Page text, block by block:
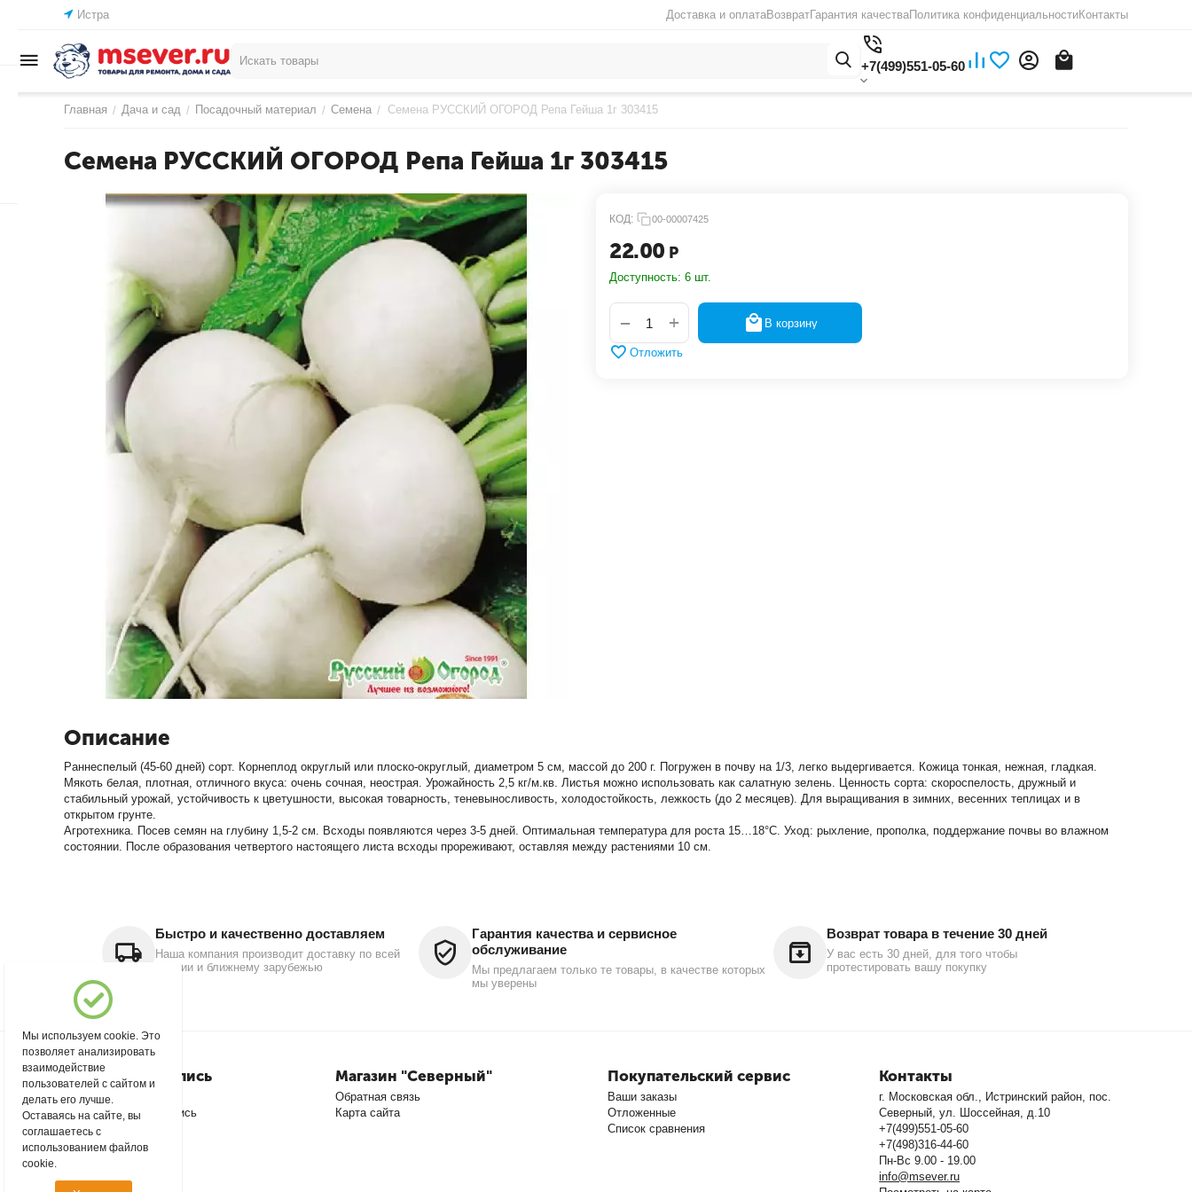
Истра Доставка и оплатаВозвратГарантия качестваПолитика конфиденциальностиКонтакты
+7(499)551-05-60
Главная / Дача и сад / Посадочный материал / Семена / Семена РУССКИЙ ОГОРОД Репа Гейша 1г 303415
Семена РУССКИЙ ОГОРОД Репа Гейша 1г 303415
КОД: 00-00007425
22.00 Р
Доступность: 6 шт.
+
− В корзину
Отложить
Описание
Раннеспелый (45-60 дней) сорт. Корнеплод округлый или плоско-округлый, диаметром 5 см, массой до 200 г. Погружен в почву на 1/3, легко выдергивается. Кожица тонкая, нежная, гладкая.
Мякоть белая, плотная, отличного вкуса: очень сочная, неострая. Урожайность 2,5 кг/м.кв. Листья можно использовать как салатную зелень. Ценность сорта: скороспелость, дружный и
стабильный урожай, устойчивость к цветушности, высокая товарность, теневыносливость, холодостойкость, лежкость (до 2 месяцев). Для выращивания в зимних, весенних теплицах и в
открытом грунте.
Агротехника. Посев семян на глубину 1,5-2 см. Всходы появляются через 3-5 дней. Оптимальная температура для роста 15…18°С. Уход: рыхление, прополка, поддержание почвы во влажном
состоянии. После образования четвертого настоящего листа всходы прореживают, оставляя между растениями 10 см.
Быстро и качественно доставляем
Наша компания производит доставку по всей
России и ближнему зарубежью
Гарантия качества и сервисное
обслуживание
Мы предлагаем только те товары, в качестве которых
мы уверены
Возврат товара в течение 30 дней
У вас есть 30 дней, для того чтобы
протестировать вашу покупку
Моя учетная запись
Войти
Создать учетную запись
Магазин "Северный"
Обратная связь
Карта сайта
Покупательский сервис
Ваши заказы
Отложенные
Список сравнения
Контакты
г. Московская обл., Истринский район, пос.
Северный, ул. Шоссейная, д.10
+7(499)551-05-60
+7(498)316-44-60
Пн-Вс 9.00 - 19.00
info@msever.ru
Мы используем cookie. Это
позволяет анализировать
взаимодействие
пользователей с сайтом и
делать его лучше.
Оставаясь на сайте, вы
соглашаетесь с
использованием файлов
cookie.